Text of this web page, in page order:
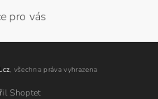
pro vás
, všechna práva vyhrazena
Shoptet